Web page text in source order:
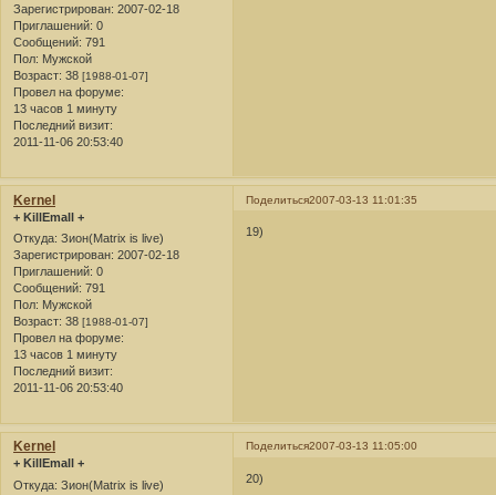
Зарегистрирован: 2007-02-18
Приглашений: 0
Сообщений: 791
Пол: Мужской
Возраст: 38 [1988-01-07]
Провел на форуме:
13 часов 1 минуту
Последний визит:
2011-11-06 20:53:40
Поделиться2007-03-13 11:01:35
Kernel
+ KillEmall +
Откуда: Зион(Matrix is live)
Зарегистрирован: 2007-02-18
Приглашений: 0
Сообщений: 791
Пол: Мужской
Возраст: 38 [1988-01-07]
Провел на форуме:
13 часов 1 минуту
Последний визит:
2011-11-06 20:53:40
19)
Поделиться2007-03-13 11:05:00
Kernel
+ KillEmall +
Откуда: Зион(Matrix is live)
20)